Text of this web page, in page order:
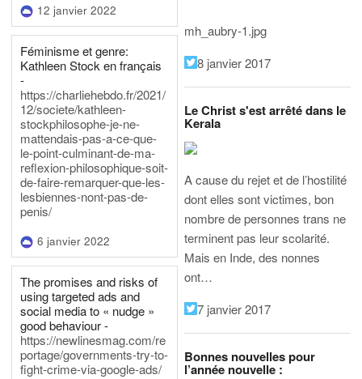
12 janvier 2022
Féminisme et genre:
Kathleen Stock en français
-
https://charliehebdo.fr/2021/
12/societe/kathleen-
stockphilosophe-je-ne-
mattendais-pas-a-ce-que-
le-point-culminant-de-ma-
reflexion-philosophique-soit-
de-faire-remarquer-que-les-
lesbiennes-nont-pas-de-
penis/
6 janvier 2022
The promises and risks of
using targeted ads and
social media to « nudge »
good behaviour -
https://newlinesmag.com/re
portage/governments-try-to-
fight-crime-via-google-ads/
mh_aubry-1.jpg
8 janvier 2017
Le Christ s'est arrêté dans le
Kerala
A cause du rejet et de l’hostilité
dont elles sont victimes, bon
nombre de personnes trans ne
terminent pas leur scolarité.
Mais en Inde, des nonnes
ont…
7 janvier 2017
Bonnes nouvelles pour
l’année nouvelle :